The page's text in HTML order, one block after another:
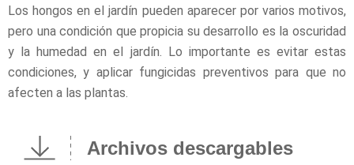
Los hongos en el jardín pueden aparecer por varios motivos,
pero una condición que propicia su desarrollo es la oscuridad
y la humedad en el jardín. Lo importante es evitar estas
condiciones, y aplicar fungicidas preventivos para que no
afecten a las plantas.
Archivos descargables